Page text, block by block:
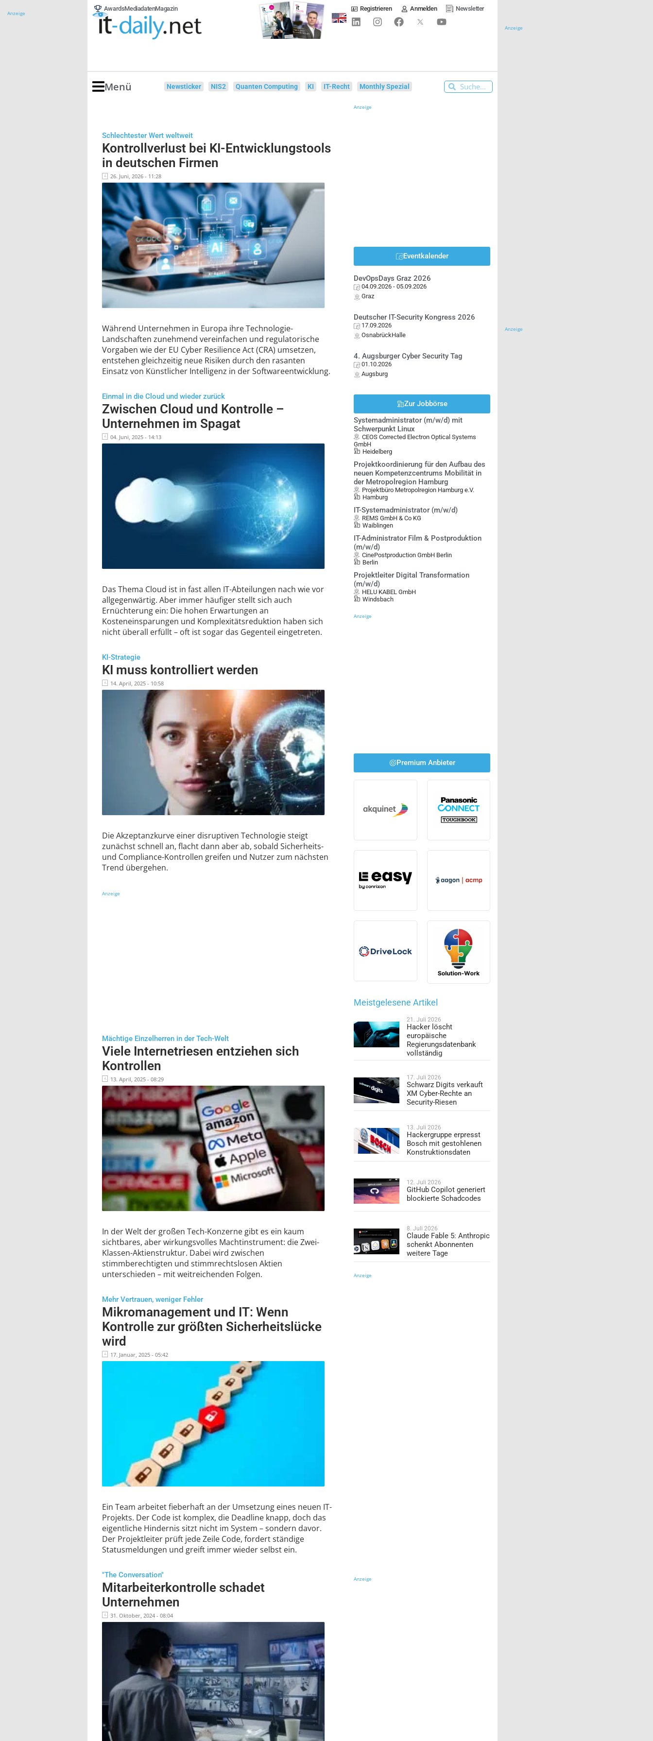
Anzeige
AwardsMediadatenMagazin Registrieren Anmelden Newsletter
Menü Newsticker NIS2 Quanten Computing KI IT-Recht Monthly Spezial
Schlechtester Wert weltweit
Kontrollverlust bei KI-Entwicklungstools
in deutschen Firmen
26. Juni, 2026 - 11:28
Während Unternehmen in Europa ihre Technologie-
Landschaften zunehmend vereinfachen und regulatorische
Vorgaben wie der EU Cyber Resilience Act (CRA) umsetzen,
entstehen gleichzeitig neue Risiken durch den rasanten
Einsatz von Künstlicher Intelligenz in der Softwareentwicklung.
Einmal in die Cloud und wieder zurück
Zwischen Cloud und Kontrolle –
Unternehmen im Spagat
04. Juni, 2025 - 14:13
Das Thema Cloud ist in fast allen IT-Abteilungen nach wie vor
allgegenwärtig. Aber immer häufiger stellt sich auch
Ernüchterung ein: Die hohen Erwartungen an
Kosteneinsparungen und Komplexitätsreduktion haben sich
nicht überall erfüllt – oft ist sogar das Gegenteil eingetreten.
KI-Strategie
KI muss kontrolliert werden
14. April, 2025 - 10:58
Die Akzeptanzkurve einer disruptiven Technologie steigt
zunächst schnell an, flacht dann aber ab, sobald Sicherheits-
und Compliance-Kontrollen greifen und Nutzer zum nächsten
Trend übergehen.
Anzeige
Mächtige Einzelherren in der Tech-Welt
Viele Internetriesen entziehen sich
Kontrollen
13. April, 2025 - 08:29
In der Welt der großen Tech-Konzerne gibt es ein kaum
sichtbares, aber wirkungsvolles Machtinstrument: die Zwei-
Klassen-Aktienstruktur. Dabei wird zwischen
stimmberechtigten und stimmrechtslosen Aktien
unterschieden – mit weitreichenden Folgen.
Mehr Vertrauen, weniger Fehler
Mikromanagement und IT: Wenn
Kontrolle zur größten Sicherheitslücke
wird
17. Januar, 2025 - 05:42
Ein Team arbeitet fieberhaft an der Umsetzung eines neuen IT-
Projekts. Der Code ist komplex, die Deadline knapp, doch das
eigentliche Hindernis sitzt nicht im System – sondern davor.
Der Projektleiter prüft jede Zeile Code, fordert ständige
Statusmeldungen und greift immer wieder selbst ein.
"The Conversation"
Mitarbeiterkontrolle schadet
Unternehmen
31. Oktober, 2024 - 08:04
Anzeige
Eventkalender
DevOpsDays Graz 2026
04.09.2026 - 05.09.2026
Graz
Deutscher IT-Security Kongress 2026
17.09.2026
OsnabrückHalle
4. Augsburger Cyber Security Tag
01.10.2026
Augsburg
Zur Jobbörse
Systemadministrator (m/w/d) mit
Schwerpunkt Linux
CEOS Corrected Electron Optical Systems
GmbH
Heidelberg
Projektkoordinierung für den Aufbau des
neuen Kompetenzcentrums Mobilität in
der Metropolregion Hamburg
Projektbüro Metropolregion Hamburg e.V.
Hamburg
IT-Systemadministrator (m/w/d)
REMS GmbH & Co KG
Waiblingen
IT-Administrator Film & Postproduktion
(m/w/d)
CinePostproduction GmbH Berlin
Berlin
Projektleiter Digital Transformation
(m/w/d)
HELU KABEL GmbH
Windsbach
Anzeige
Premium Anbieter
Meistgelesene Artikel
21. Juli 2026
Hacker löscht
europäische
Regierungsdatenbank
vollständig
17. Juli 2026
Schwarz Digits verkauft
XM Cyber-Rechte an
Security-Riesen
13. Juli 2026
Hackergruppe erpresst
Bosch mit gestohlenen
Konstruktionsdaten
12. Juli 2026
GitHub Copilot generiert
blockierte Schadcodes
8. Juli 2026
Claude Fable 5: Anthropic
schenkt Abonnenten
weitere Tage
Anzeige
Anzeige
Anzeige
Anzeige